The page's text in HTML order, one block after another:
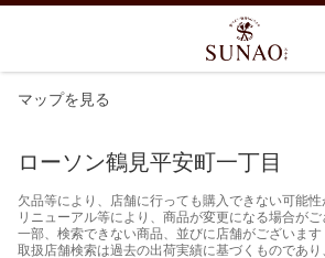
マップを見る
ローソン鶴見平安町一丁目
欠品等により、店舗に行っても購入できない可能
リニューアル等により、商品が変更になる場合がご
一部、検索できない商品、並びに店舗がございます
取扱店舗検索は過去の出荷実績に基づくものであ